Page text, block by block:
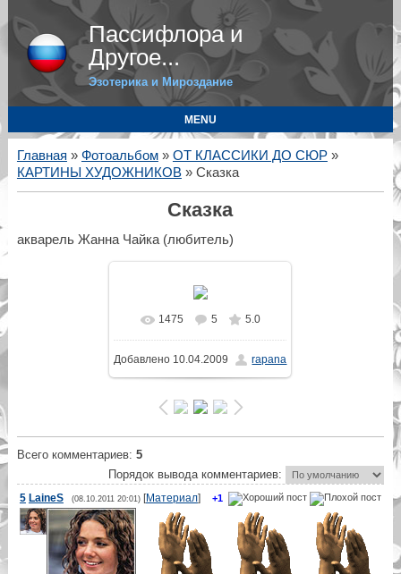
Пассифлора и
Другое...
Эзотерика и Мироздание
MENU
Главная » Фотоальбом» ОТ КЛАССИКИ ДО СЮР»
КАРТИНЫ ХУДОЖНИКОВ» Сказка
Сказка
акварель Жанна Чайка (любитель)
В реальном размере
650x866 / 225.2Kb
1475 5 5.0
Добавлено 10.04.2009 rapana
Всего комментариев: 5
Порядок вывода комментариев:
+1
5 LaineS (08.10.2011 20:01)[Материал]